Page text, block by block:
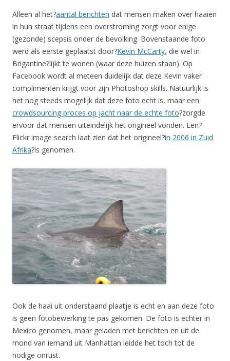
Alleen al het?aantal berichten dat mensen maken over haaien
in hun straat tijdens een overstroming zorgt voor enige
(gezonde) scepsis onder de bevolking. Bovenstaande foto
werd als eerste geplaatst door?Kevin McCarty, die wel in
Brigantine?lijkt te wonen (waar deze huizen staan). Op
Facebook wordt al meteen duidelijk dat deze Kevin vaker
complimenten krijgt voor zijn Photoshop skills. Natuurlijk is
het nog steeds mogelijk dat deze foto echt is, maar een
crowdsourcing proces op jacht naar de echte foto?zorgde
ervoor dat mensen uiteindelijk het origineel vonden. Een?
Flickr image search laat zien dat het origineel?in 2006 in Zuid
Afrika?is genomen.
Ook de haai uit onderstaand plaatje is echt en aan deze foto
is geen fotobewerking te pas gekomen. De foto is echter in
Mexico genomen, maar geladen met berichten en uit de
mond van iemand uit Manhattan leidde het toch tot de
nodige onrust.